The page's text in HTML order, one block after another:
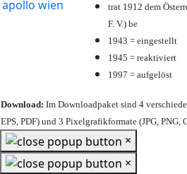
trat 1912 dem
F. V.) be
1943 = eingestellt
1945 = reaktiviert
1997 = aufgelöst
Download: Im Downloadpaket sind 4
EPS, PDF) und 3 Pixelgrafikformate (JPG, PNG,
×
×